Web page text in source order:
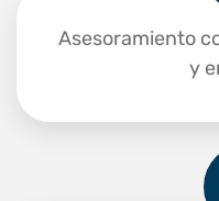
Asesoramiento
y